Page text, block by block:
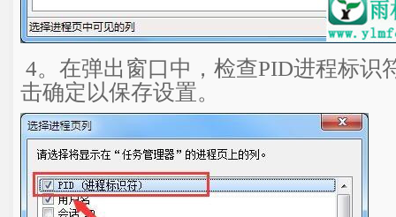
4。在弹出窗口中，检查PID进程标识
击确定以保存设置。